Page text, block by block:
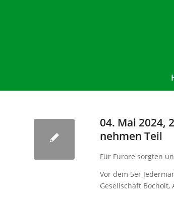
04. Mai 2024,
nehmen Teil
Für Furore sorgten
Vor dem 5er
Gesellschaft